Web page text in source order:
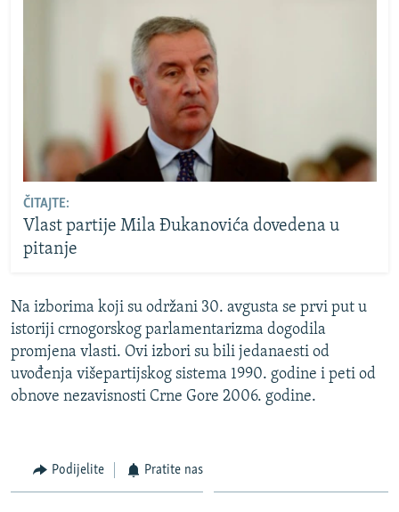
ČITAJTE:
Vlast partije Mila Đukanovića dovedena u
pitanje
Na izborima koji su održani 30. avgusta se prvi put u
istoriji crnogorskog parlamentarizma dogodila
promjena vlasti. Ovi izbori su bili jedanaesti od
uvođenja višepartijskog sistema 1990. godine i peti od
obnove nezavisnosti Crne Gore 2006. godine.
Podijelite Pratite nas